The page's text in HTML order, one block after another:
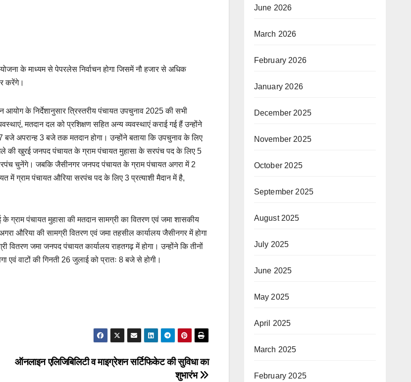
के माध्यम से पेपरलेस निर्वाचन होगा जिसमें नौ हजार से अधिक
करेंगे।
आयोग के निर्देशानुसार त्रिस्तरीय पंचायत उपचुनाव 2025 की सभी
मतदान दल को प्रशिक्षण सहित अन्य व्यवस्थाएं कराई गई हैं उन्होंने
अपरान्ह 3 बजे तक मतदान होगा। उन्होंने बताया कि उपचुनाव के लिए
की खुरई जनपद पंचायत के ग्राम पंचायत मुहासा के सरपंच पद के लिए 5
चुनेंगे। जबकि जैसीनगर जनपद पंचायत के ग्राम पंचायत अगरा में 2
में ग्राम पंचायत औरिया सरपंच पद के लिए 3 प्रत्याशी मैदान में है,
ग्राम पंचायत मुहासा की मतदान सामग्री का वितरण एवं जमा शासकीय
औरिया की सामग्री वितरण एवं जमा तहसील कार्यालय जैसीनगर में होगा
वितरण जमा जनपद पंचायत कार्यालय राहतगढ़ में होगा। उन्होंने कि तीनों
एवं वाटों की गिनती 26 जुलाई को प्रातः 8 बजे से होगी।
ऑनलाइन एलिजिबिलिटी व माइग्रेशन सर्टिफिकेट की सुविधा का
शुभारंभ
June 2026
March 2026
February 2026
January 2026
December 2025
November 2025
October 2025
September 2025
August 2025
July 2025
June 2025
May 2025
April 2025
March 2025
February 2025